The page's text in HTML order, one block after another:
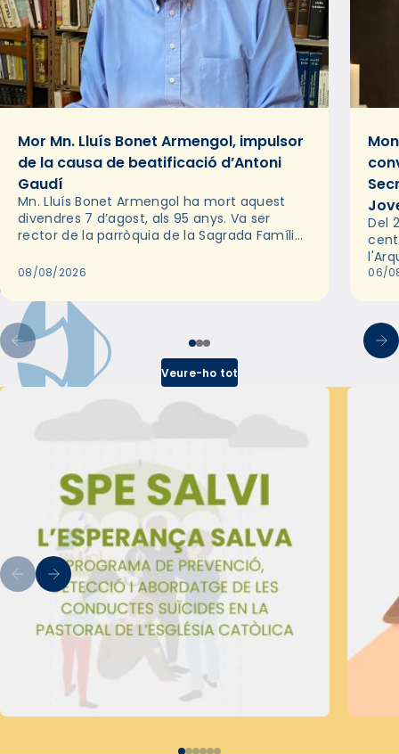
Mor Mn. Lluís Bonet Armengol, impulsor
de la causa de beatificació d’Antoni
Gaudí
Mn. Lluís Bonet Armengol ha mort aquest
divendres 7 d’agost, als 95 anys. Va ser
rector de la parròquia de la Sagrada Família
2018,…
08/08/2026
Del
les
06/
Veure-ho tot